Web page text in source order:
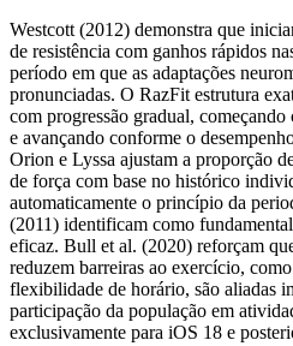
Westcott (2012) demonstra que
de resistência com ganhos rápidos
período em que as adaptações
pronunciadas. O RazFit estrutura
com progressão gradual,
e avançando conforme o
Orion e Lyssa ajustam a proporção
de força com base no histórico
automaticamente o princípio da
(2011) identificam como
eficaz. Bull et al. (2020) reforçam
reduzem barreiras ao exercício,
flexibilidade de horário, são aliadas
participação da população em
exclusivamente para iOS 18 e